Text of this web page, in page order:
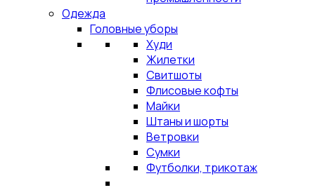
Одежда
Головные уборы
Худи
Жилетки
Свитшоты
Флисовые кофты
Майки
Штаны и шорты
Ветровки
Сумки
Футболки, трикотаж